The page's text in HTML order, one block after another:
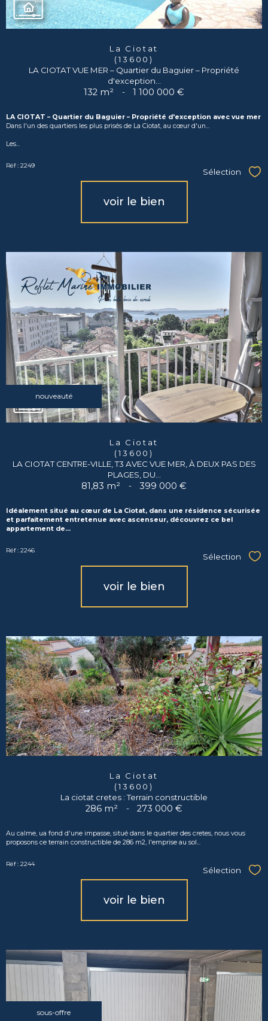
La Ciotat
(13600)
LA CIOTAT VUE MER – Quartier du Baguier – Propriété
d'exception...
132 m² - 1 100 000 €
LA CIOTAT – Quartier du Baguier – Propriété d'exception avec vue mer
Dans l'un des quartiers les plus prisés de La Ciotat, au cœur d'un...
Les...
Réf : 2249
Sélection
voir le bien
nouveauté
La Ciotat
(13600)
LA CIOTAT CENTRE-VILLE, T3 AVEC VUE MER, À DEUX PAS DES
PLAGES, DU...
81,83 m² - 399 000 €
Idéalement situé au cœur de La Ciotat, dans une résidence sécurisée
et parfaitement entretenue avec ascenseur, découvrez ce bel
appartement de...
Réf : 2246
Sélection
voir le bien
La Ciotat
(13600)
La ciotat cretes : Terrain constructible
286 m² - 273 000 €
Au calme, ua fond d'une impasse, situé dans le quartier des cretes, nous vous
proposons ce terrain constructible de 286 m2, l'emprise au sol...
Réf : 2244
Sélection
voir le bien
sous-offre